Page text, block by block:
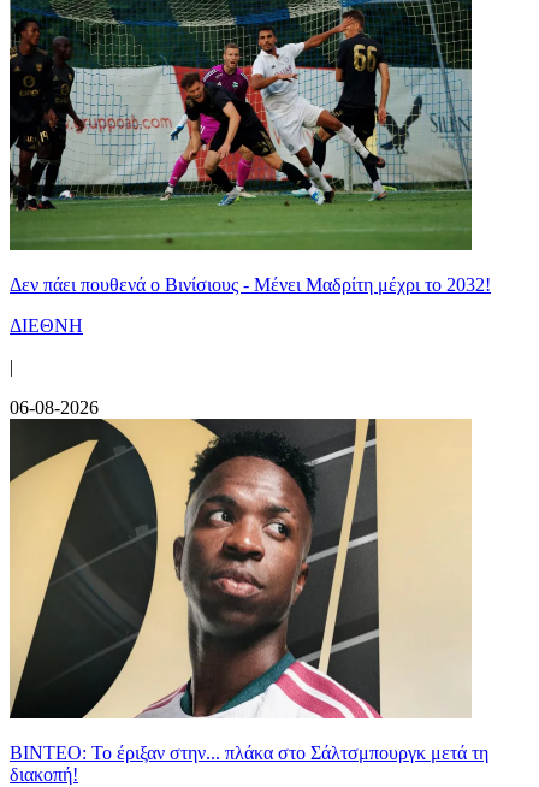
Δεν πάει πουθενά ο Βινίσιους - Μένει Μαδρίτη μέχρι το 2032!
ΔΙΕΘΝΗ
|
06-08-2026
ΒΙΝΤΕΟ: Το έριξαν στην... πλάκα στο Σάλτσμπουργκ μετά τη
διακοπή!